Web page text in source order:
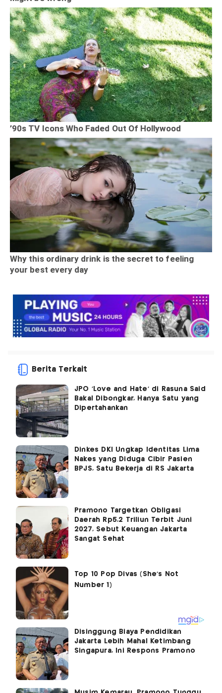
Berita Terkait
JPO 'Love and Hate' di Rasuna Said
Bakal Dibongkar, Hanya Satu yang
Dipertahankan
Dinkes DKI Ungkap Identitas Lima
Nakes yang Diduga Cibir Pasien
BPJS, Satu Bekerja di RS Jakarta
Pramono Targetkan Obligasi
Daerah Rp5,2 Triliun Terbit Juni
2027, Sebut Keuangan Jakarta
Sangat Sehat
Disinggung Biaya Pendidikan
Jakarta Lebih Mahal Ketimbang
Singapura, Ini Respons Pramono